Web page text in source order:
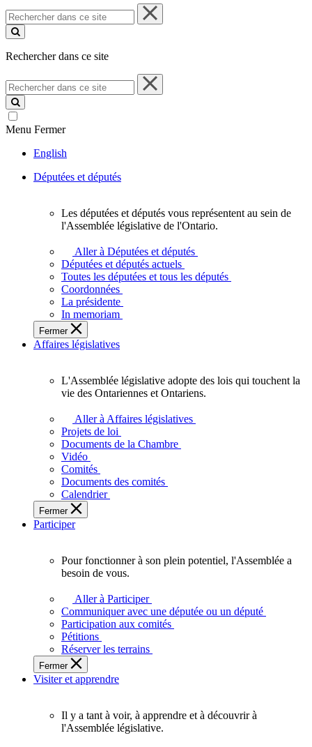
Rechercher
dans
ce
Rechercher dans ce site
Rechercher
dans
ce
site
Menu Fermer
English
Députées et députés
députés
vous
représentent
sein
de
l'Assemblée
législative
l'Ontario.
Les députées et députés vous représentent au sein de
l'Assemblée législative de l'Ontario.
Aller à Députées et députés
Députées et députés actuels
Toutes les députées et tous les députés
Coordonnées
La présidente
In memoriam
Fermer
Affaires législatives
L'Assemblée
adopte
touchent
des
Ontariennes
et
L'Assemblée législative adopte des lois qui touchent la
vie des Ontariennes et Ontariens.
Aller à Affaires législatives
Projets de loi
Documents de la Chambre
Vidéo
Comités
Documents des comités
Calendrier
Fermer
Participer
plein
potentiel,
l'Assemblée
a
besoin
de
Pour fonctionner à son plein potentiel, l'Assemblée a
besoin de vous.
Aller à Participer
Communiquer avec une députée ou un député
Participation aux comités
Pétitions
Réserver les terrains
Fermer
Visiter et apprendre
Il y a tant à voir, à apprendre et à découvrir à
l'Assemblée législative.